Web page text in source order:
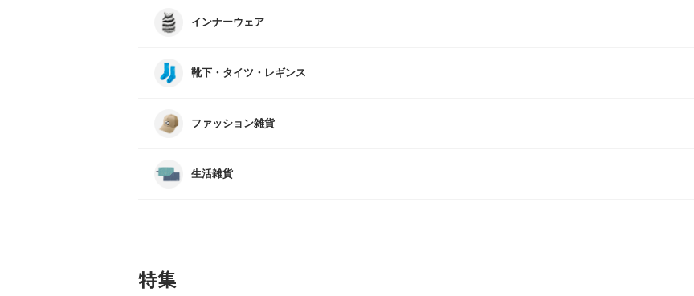
インナーウェア
靴下・タイツ・レギンス
ファッション雑貨
生活雑貨
特集